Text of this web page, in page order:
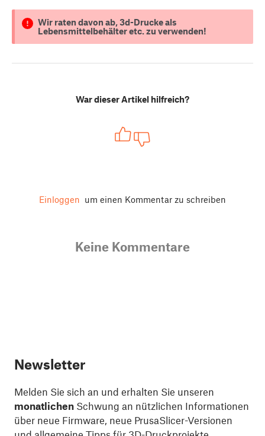
Wir raten davon ab, 3d-Drucke als
Lebensmittelbehälter etc. zu verwenden!
War dieser Artikel hilfreich?
Einloggen um einen Kommentar zu schreiben
Keine Kommentare
Newsletter
Melden Sie sich an und erhalten Sie unseren
monatlichen Schwung an nützlichen Informationen
über neue Firmware, neue PrusaSlicer-Versionen